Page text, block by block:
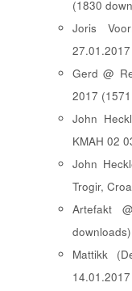
(1830
Joris
Gerd @
2017
John
KMAH 02
John
Trogir,
Artefakt
downloads)
Mattikk